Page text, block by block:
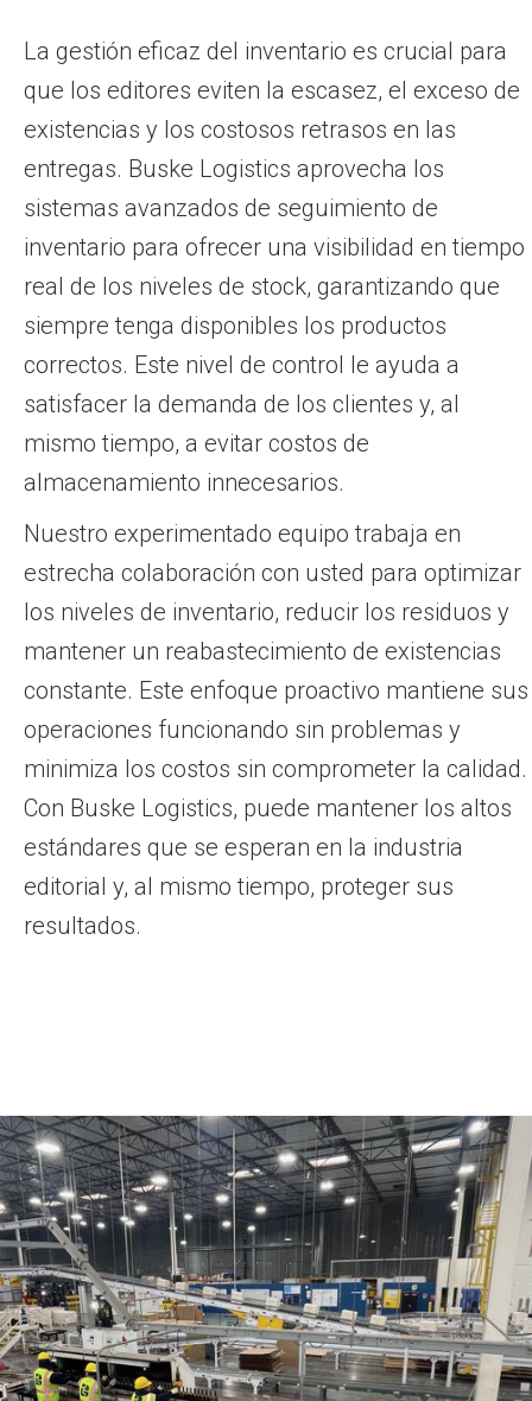
La gestión eficaz del inventario es crucial para
que los editores eviten la escasez, el exceso de
existencias y los costosos retrasos en las
entregas. Buske Logistics aprovecha los
sistemas avanzados de seguimiento de
inventario para ofrecer una visibilidad en tiempo
real de los niveles de stock, garantizando que
siempre tenga disponibles los productos
correctos. Este nivel de control le ayuda a
satisfacer la demanda de los clientes y, al
mismo tiempo, a evitar costos de
almacenamiento innecesarios.
Nuestro experimentado equipo trabaja en
estrecha colaboración con usted para optimizar
los niveles de inventario, reducir los residuos y
mantener un reabastecimiento de existencias
constante. Este enfoque proactivo mantiene sus
operaciones funcionando sin problemas y
minimiza los costos sin comprometer la calidad.
Con Buske Logistics, puede mantener los altos
estándares que se esperan en la industria
editorial y, al mismo tiempo, proteger sus
resultados.